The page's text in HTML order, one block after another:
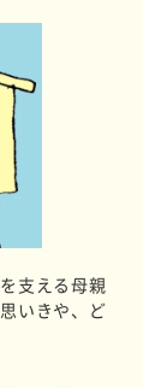
支える母親
いきや、ど